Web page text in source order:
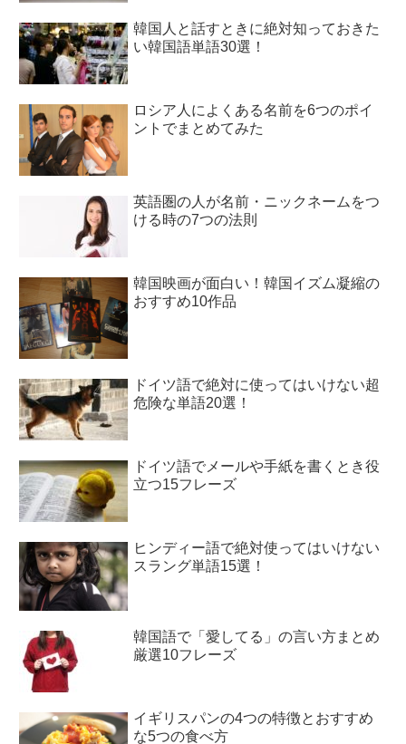
韓国人と話すときに絶対知っておきた
い韓国語単語30選！
ロシア人によくある名前を6つのポイ
ントでまとめてみた
英語圏の人が名前・ニックネームをつ
ける時の7つの法則
韓国映画が面白い！韓国イズム凝縮の
おすすめ10作品
ドイツ語で絶対に使ってはいけない超
危険な単語20選！
ドイツ語でメールや手紙を書くとき役
立つ15フレーズ
ヒンディー語で絶対使ってはいけない
スラング単語15選！
韓国語で「愛してる」の言い方まとめ
厳選10フレーズ
イギリスパンの4つの特徴とおすすめ
な5つの食べ方